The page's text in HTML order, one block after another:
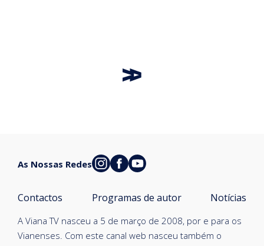
A Viana TV nasceu a 5 de março de 2008, por e para os
Vianenses. Com este canal web nasceu também o
Contactos Programas de autor Notícias
As Nossas Redes